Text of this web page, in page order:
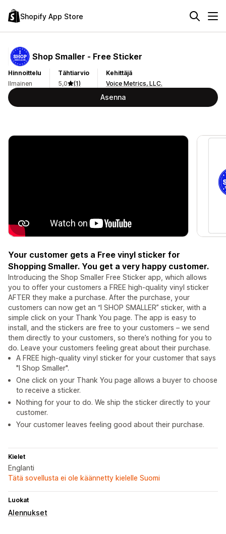
Shopify App Store
Shop Smaller ‑ Free Sticker
Hinnoittelu
Ilmainen
Tähtiarvio
5,0
(1)
Kehittäjä
Voice Metrics, LLC.
Asenna
Your customer gets a Free vinyl sticker for
Shopping Smaller. You get a very happy customer.
Introducing the Shop Smaller Free Sticker app, which allows
you to offer your customers a FREE high-quality vinyl sticker
AFTER they make a purchase. After the purchase, your
customers can now get an “I SHOP SMALLER” sticker, with a
simple click on your Thank You page. The app is easy to
install, and the stickers are free to your customers – we send
them directly to your customers, so there’s nothing for you to
do. Leave your customers feeling great about their purchase.
A FREE high-quality vinyl sticker for your customer that says
"I Shop Smaller".
One click on your Thank You page allows a buyer to choose
to receive a sticker.
Nothing for your to do. We ship the sticker directly to your
customer.
Your customer leaves feeling good about their purchase.
Kielet
Englanti
Tätä sovellusta ei ole käännetty kielelle Suomi
Luokat
Alennukset